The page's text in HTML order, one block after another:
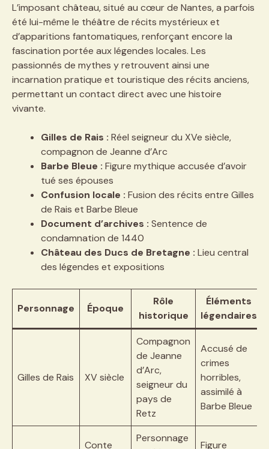
L’imposant château, situé au cœur de Nantes, a parfois
été lui-même le théâtre de récits mystérieux et
d’apparitions fantomatiques, renforçant encore la
fascination portée aux légendes locales. Les
passionnés de mythes y retrouvent ainsi une
incarnation pratique et touristique des récits anciens,
permettant un contact direct avec une histoire
vivante.
Gilles de Rais : Réel seigneur du XVe siècle,
compagnon de Jeanne d’Arc
Barbe Bleue : Figure mythique accusée d’avoir
tué ses épouses
Confusion locale : Fusion des récits entre Gilles
de Rais et Barbe Bleue
Document d’archives : Sentence de
condamnation de 1440
Château des Ducs de Bretagne : Lieu central
des légendes et expositions
Personnage Époque
Rôle
historique
Éléments
légendaires
Gilles de Rais XV siècle
Compagnon
de Jeanne
d’Arc,
seigneur du
pays de
Retz
Accusé de
crimes
horribles,
assimilé à
Barbe Bleue
Conte
Personnage
Figure